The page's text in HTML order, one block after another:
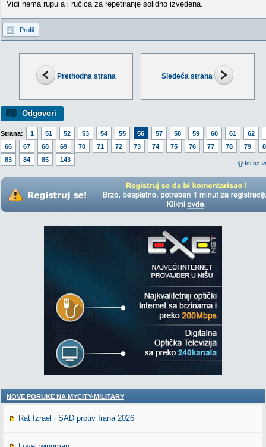
Prethodna strana Sledeća strana
Odgovori
Strana: 1 51 52 53 54 55 56 57 58 59 60 61
62
66
67 68 69 70 71 72 73 74 75 76 77 78 79
83
84 85 143
Idi na
Vidi nema rupu a i ručica za repetiranje solidno izvedena.
Profil
NOVE PORUKE NA MYCITY-MILITARY
Rat Izrael i SAD protiv Irana 2026